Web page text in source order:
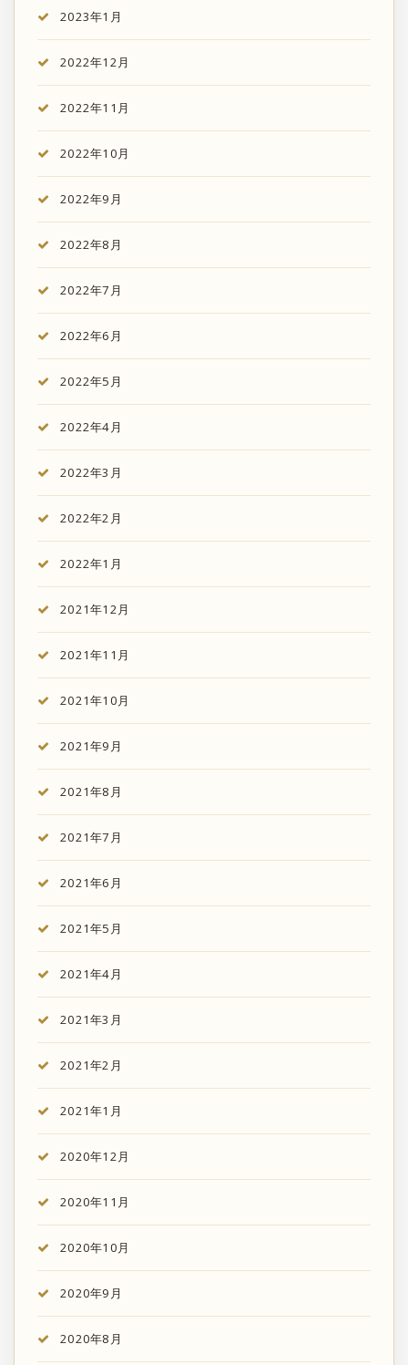
2023年1月
2022年12月
2022年11月
2022年10月
2022年9月
2022年8月
2022年7月
2022年6月
2022年5月
2022年4月
2022年3月
2022年2月
2022年1月
2021年12月
2021年11月
2021年10月
2021年9月
2021年8月
2021年7月
2021年6月
2021年5月
2021年4月
2021年3月
2021年2月
2021年1月
2020年12月
2020年11月
2020年10月
2020年9月
2020年8月